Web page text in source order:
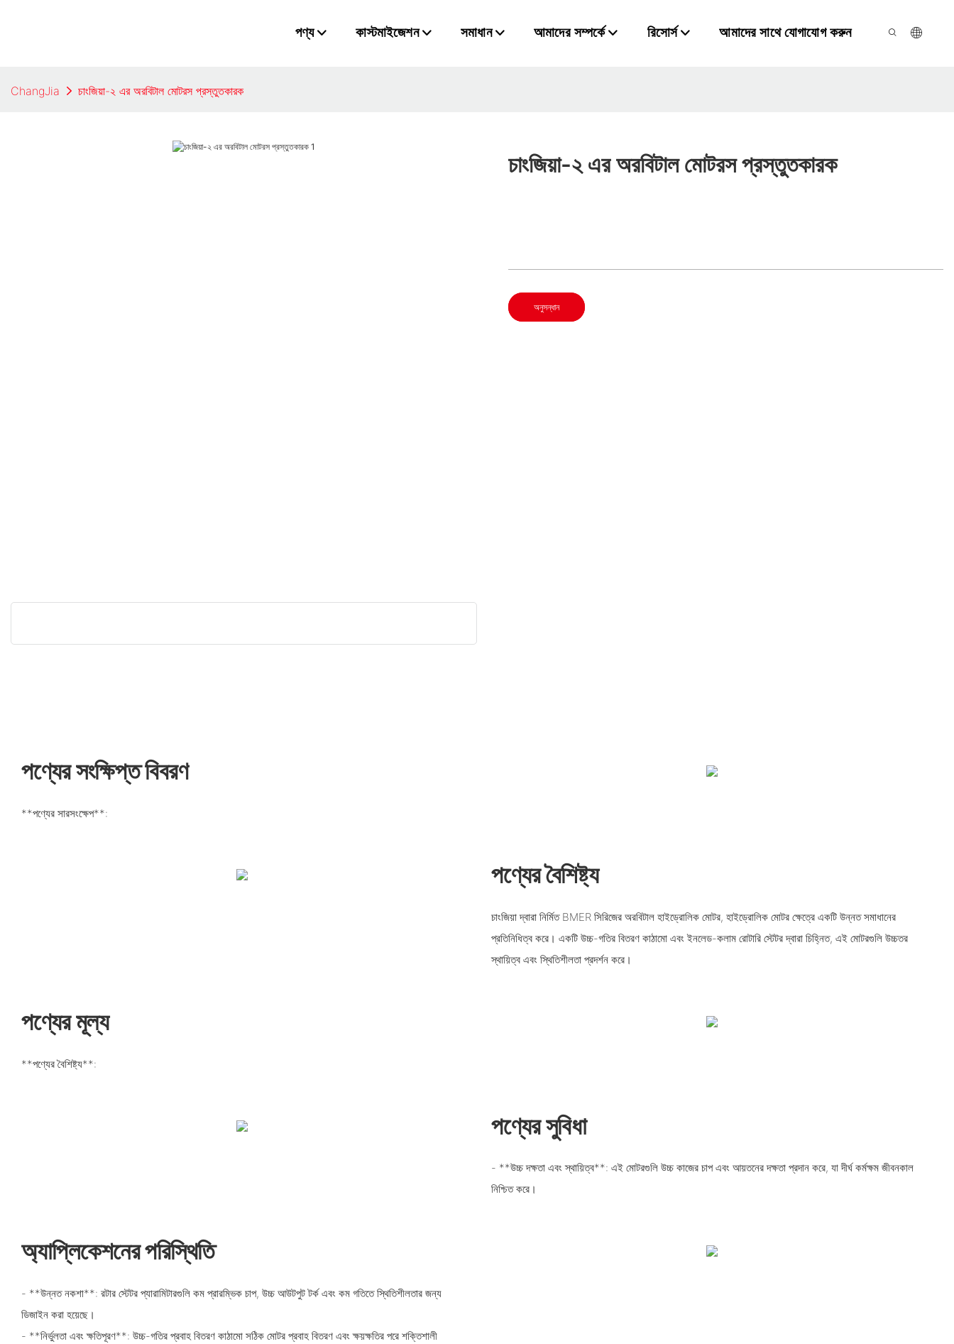
পণ্য কাস্টমাইজেশন সমাধান আমাদের সম্পর্কে রিসোর্স আমাদের সাথে যোগাযোগ করুন
ChangJia চাংজিয়া-২ এর অরবিটাল মোটরস প্রস্তুতকারক
চাংজিয়া-২ এর অরবিটাল মোটরস প্রস্তুতকারক
অনুসন্ধান
পণ্যের সংক্ষিপ্ত বিবরণ
**পণ্যের সারসংক্ষেপ**:
পণ্যের বৈশিষ্ট্য
চাংজিয়া দ্বারা নির্মিত BMER সিরিজের অরবিটাল হাইড্রোলিক মোটর, হাইড্রোলিক মোটর ক্ষেত্রে একটি উন্নত সমাধানের
প্রতিনিধিত্ব করে। একটি উচ্চ-গতির বিতরণ কাঠামো এবং ইনলেড-কলাম রোটারি স্টেটর দ্বারা চিহ্নিত, এই মোটরগুলি উচ্চতর
স্থায়িত্ব এবং স্থিতিশীলতা প্রদর্শন করে।
পণ্যের মূল্য
**পণ্যের বৈশিষ্ট্য**:
পণ্যের সুবিধা
- **উচ্চ দক্ষতা এবং স্থায়িত্ব**: এই মোটরগুলি উচ্চ কাজের চাপ এবং আয়তনের দক্ষতা প্রদান করে, যা দীর্ঘ কর্মক্ষম জীবনকাল
নিশ্চিত করে।
অ্যাপ্লিকেশনের পরিস্থিতি
- **উন্নত নকশা**: রটার স্টেটর প্যারামিটারগুলি কম প্রারম্ভিক চাপ, উচ্চ আউটপুট টর্ক এবং কম গতিতে স্থিতিশীলতার জন্য
ডিজাইন করা হয়েছে।
- **নির্ভুলতা এবং ক্ষতিপূরণ**: উচ্চ-গতির প্রবাহ বিতরণ কাঠামো সঠিক মোটর প্রবাহ বিতরণ এবং ক্ষয়ক্ষতির পরে শক্তিশালী